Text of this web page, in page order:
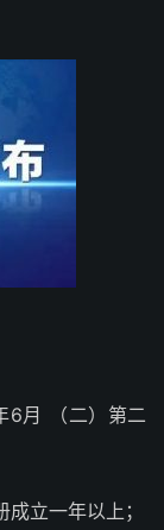
6月 （二）第二
立一年以上；